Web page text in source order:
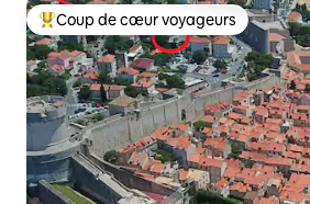
Coups de cœur voyageurs les plus
Coup de cœur voyageurs